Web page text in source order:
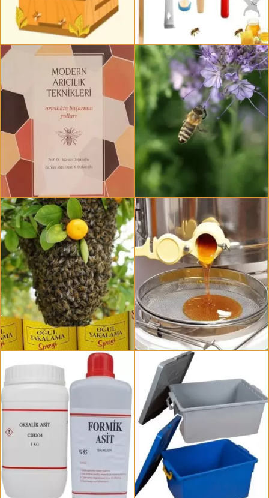
Arı Kovanı Ve Parçaları
80 ürün
Temel Arıcılık Aletleri
37 ürün
Arıcılık Kitapları Ve Yayınlar
2 ürün
Ballı Bitkiler
5 ürün
Oğul Yakalama Kremi Ve
4 ürün
Bal Süzme Makinesi Ve
Parçaları